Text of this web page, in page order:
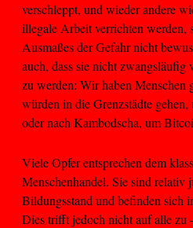
verschleppt, und wieder andere
illegale Arbeit verrichten werden,
Ausmaßes der Gefahr nicht
auch, dass sie nicht
zu werden: Wir haben Menschen
würden in die Grenzstädte gehen,
oder nach Kambodscha, um
Viele Opfer entsprechen dem
Menschenhandel. Sie sind relativ
Bildungsstand und befinden sich
Dies trifft jedoch nicht auf alle zu